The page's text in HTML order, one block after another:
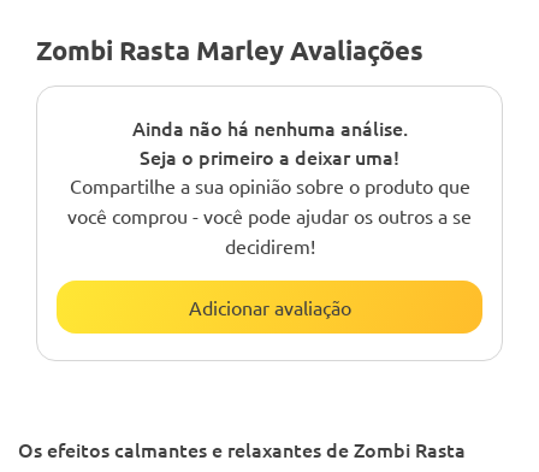
Zombi Rasta Marley Avaliações
Ainda não há nenhuma análise.
Seja o primeiro a deixar uma!
Compartilhe a sua opinião sobre o produto que
você comprou - você pode ajudar os outros a se
decidirem!
Adicionar avaliação
Os efeitos calmantes e relaxantes de Zombi Rasta